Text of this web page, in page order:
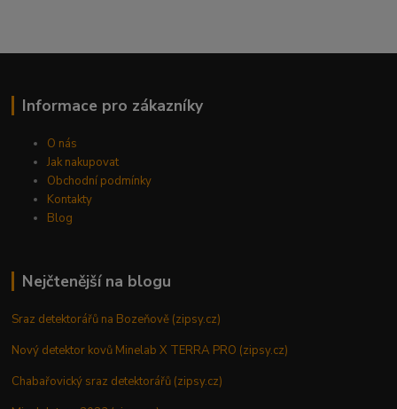
Informace pro zákazníky
O nás
Jak nakupovat
Obchodní podmínky
Kontakty
Blog
Nejčtenější na blogu
Sraz detektorářů na Bozeňově (zipsy.cz)
Nový detektor kovů Minelab X TERRA PRO (zipsy.cz)
Chabařovický sraz detektorářů (zipsy.cz)